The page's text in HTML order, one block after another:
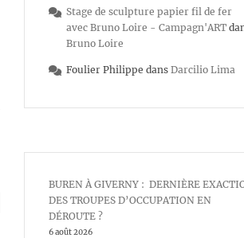
Stage de sculpture papier fil de fer
avec Bruno Loire - Campagn'ART
Bruno Loire
Foulier Philippe dans Darcilio Lima
BUREN À GIVERNY : DERNIÈRE
DES TROUPES D’OCCUPATION EN
DÉROUTE ?
6 août 2026